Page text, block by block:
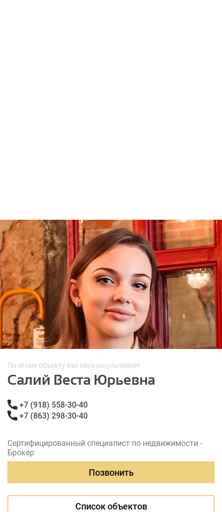
По этому объекту вас проконсультирует
Салий Веста Юрьевна
+7 (918) 558-30-40
+7 (863) 298-30-40
Сертифицированный специалист по недвижимости -
Брокер
Позвонить
Список объектов